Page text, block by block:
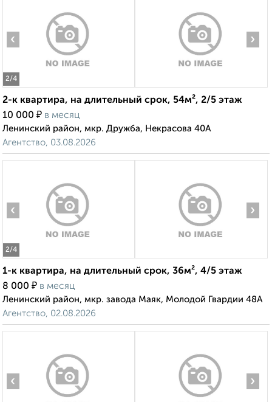
2/4
‹ ›
2-к квартира, на длительный срок, 54м², 2/5 этаж
10 000 ₽ в месяц
Ленинский район, мкр. Дружба, Некрасова 40А
Агентство, 03.08.2026
2/4
‹ ›
1-к квартира, на длительный срок, 36м², 4/5 этаж
8 000 ₽ в месяц
Ленинский район, мкр. завода Маяк, Молодой Гвардии 48А
Агентство, 02.08.2026
‹ ›